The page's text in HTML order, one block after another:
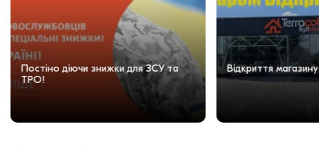
Постіно діючи знижки для ЗСУ та
ТРО!
Відкриття магазину